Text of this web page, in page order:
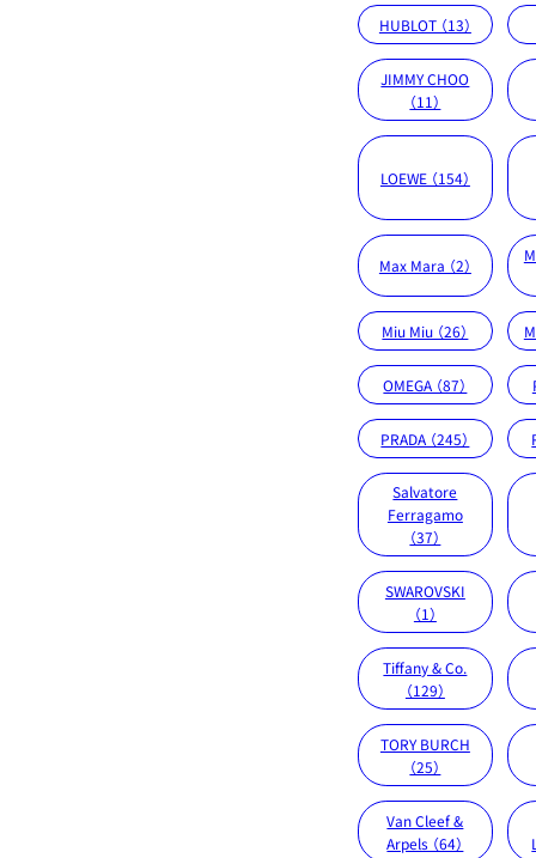
HUBLOT （13）
JIMMY CHOO
（11）
LOEWE （154）
Max Mara （2）
Miu Miu （26）
OMEGA （87）
PRADA （245）
Salvatore
Ferragamo
（37）
SWAROVSKI
（1）
Tiffany & Co.
（129）
TORY BURCH
（25）
Van Cleef &
Arpels （64）